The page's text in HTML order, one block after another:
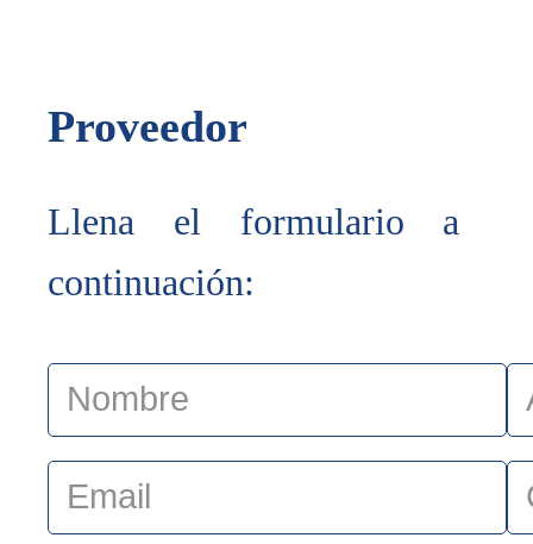
Proveedor
Llena el formulario a
continuación: